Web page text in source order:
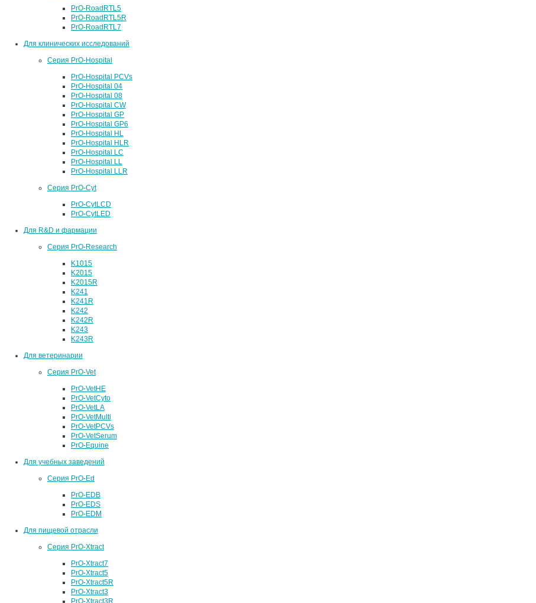
PrO-RoadRTL5
PrO-RoadRTL5R
PrO-RoadRTL7
Для клинических исследований
Серия PrO-Hospital
PrO-Hospital PCVs
PrO-Hospital 04
PrO-Hospital 08
PrO-Hospital CW
PrO-Hospital GP
PrO-Hospital GP6
PrO-Hospital HL
PrO-Hospital HLR
PrO-Hospital LC
PrO-Hospital LL
PrO-Hospital LLR
Серия PrO-Cyt
PrO-CytLCD
PrO-CytLED
Для R&D и фармации
Серия PrO-Research
K1015
K2015
K2015R
K241
K241R
K242
K242R
K243
K243R
Для ветеринарии
Серия PrO-Vet
PrO-VetHE
PrO-VetCyto
PrO-VetLA
PrO-VetMulti
PrO-VetPCVs
PrO-VetSerum
PrO-Equine
Для учебных заведений
Серия PrO-Ed
PrO-EDB
PrO-EDS
PrO-EDM
Для пищевой отрасли
Серия PrO-Xtract
PrO-Xtract7
PrO-Xtract5
PrO-Xtract5R
PrO-Xtract3
PrO-Xtract3R